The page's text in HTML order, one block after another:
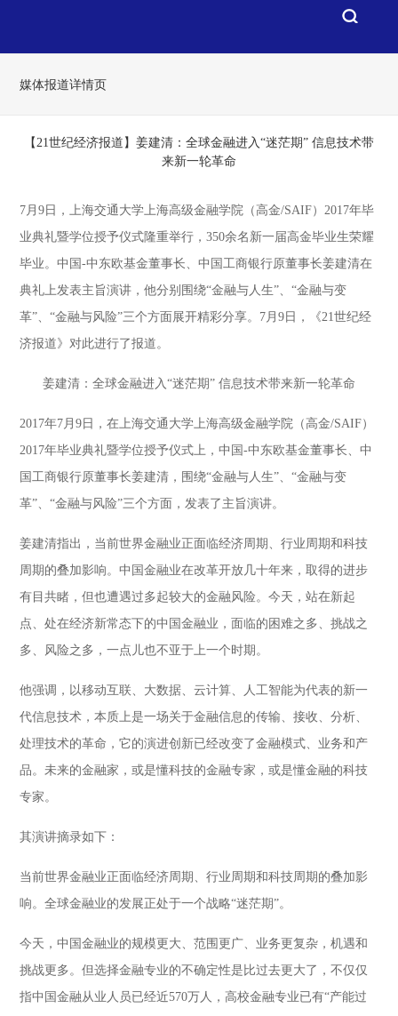
媒体报道详情页
【21世纪经济报道】姜建清：全球金融进入“迷茫期” 信息技术带
来新一轮革命
7月9日，上海交通大学上海高级金融学院（高金/SAIF）2017年毕
业典礼暨学位授予仪式隆重举行，350余名新一届高金毕业生荣耀
毕业。中国-中东欧基金董事长、中国工商银行原董事长姜建清在
典礼上发表主旨演讲，他分别围绕“金融与人生”、“金融与变
革”、“金融与风险”三个方面展开精彩分享。7月9日，《21世纪经
济报道》对此进行了报道。
姜建清：全球金融进入“迷茫期” 信息技术带来新一轮革命
2017年7月9日，在上海交通大学上海高级金融学院（高金/SAIF）
2017年毕业典礼暨学位授予仪式上，中国-中东欧基金董事长、中
国工商银行原董事长姜建清，围绕“金融与人生”、“金融与变
革”、“金融与风险”三个方面，发表了主旨演讲。
姜建清指出，当前世界金融业正面临经济周期、行业周期和科技
周期的叠加影响。中国金融业在改革开放几十年来，取得的进步
有目共睹，但也遭遇过多起较大的金融风险。今天，站在新起
点、处在经济新常态下的中国金融业，面临的困难之多、挑战之
多、风险之多，一点儿也不亚于上一个时期。
他强调，以移动互联、大数据、云计算、人工智能为代表的新一
代信息技术，本质上是一场关于金融信息的传输、接收、分析、
处理技术的革命，它的演进创新已经改变了金融模式、业务和产
品。未来的金融家，或是懂科技的金融专家，或是懂金融的科技
专家。
其演讲摘录如下：
当前世界金融业正面临经济周期、行业周期和科技周期的叠加影
响。全球金融业的发展正处于一个战略“迷茫期”。
今天，中国金融业的规模更大、范围更广、业务更复杂，机遇和
挑战更多。但选择金融专业的不确定性是比过去更大了，不仅仅
指中国金融从业人员已经近570万人，高校金融专业已有“产能过